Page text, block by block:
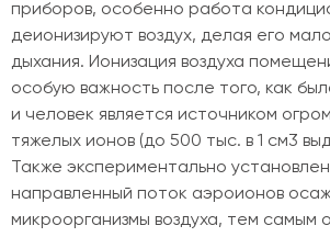
приборов, особенно работа
деионизируют воздух, делая его
дыхания. Ионизация воздуха
особую важность после того, как
и человек является источником
тяжелых ионов (до 500 тыс. в 1 cм3
Также экспериментально
направленный поток аэроионов
микроорганизмы воздуха, тем самым